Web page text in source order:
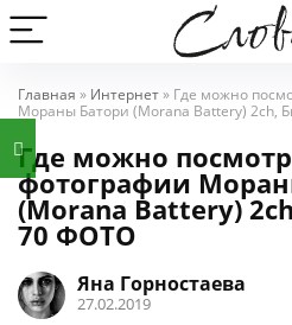
Главная » Интернет» Где можно
Мораны Батори (Morana Battery) 2ch,
Где можно
фотографии
(Morana Battery)
70 ФОТО
Яна Горностаева
27.02.2019